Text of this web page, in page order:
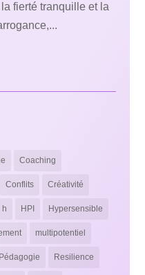
fierté tranquille et la
Coaching
Conflits Créativité
h HPI Hypersensible
multipotentiel
Pédagogie Resilience